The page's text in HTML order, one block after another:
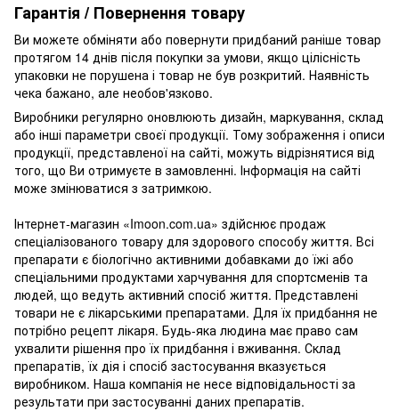
Гарантія / Повернення товару
Ви можете обміняти або повернути придбаний раніше товар
протягом 14 днів після покупки за умови, якщо цілісність
упаковки не порушена і товар не був розкритий. Наявність
чека бажано, але необов'язково.
Виробники регулярно оновлюють дизайн, маркування, склад
або інші параметри своєї продукції. Тому зображення і описи
продукції, представленої на сайті, можуть відрізнятися від
того, що Ви отримуєте в замовленні. Інформація на сайті
може змінюватися з затримкою.
Інтернет-магазин «Imoon.com.ua» здійснює продаж
спеціалізованого товару для здорового способу життя. Всі
препарати є біологічно активними добавками до їжі або
спеціальними продуктами харчування для спортсменів та
людей, що ведуть активний спосіб життя. Представлені
товари не є лікарськими препаратами. Для їх придбання не
потрібно рецепт лікаря. Будь-яка людина має право сам
ухвалити рішення про їх придбання і вживання. Склад
препаратів, їх дія і спосіб застосування вказується
виробником. Наша компанія не несе відповідальності за
результати при застосуванні даних препаратів.